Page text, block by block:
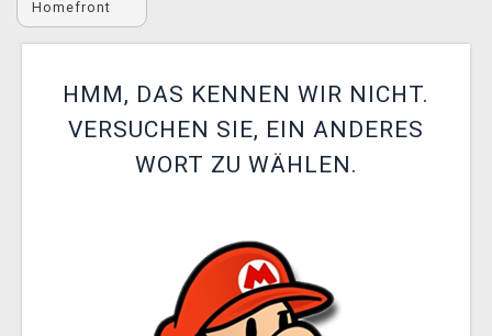
XZONE CLUB
Homefront
HMM, DAS KENNEN WIR NICHT.
VERSUCHEN SIE, EIN ANDERES
WORT ZU WÄHLEN.